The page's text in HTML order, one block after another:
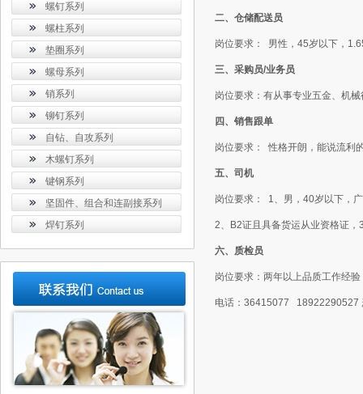
二、仓储配送员
岗位要求： 男性，45岁以下，
三、采购员/业务员
岗位要求：有从事专业五金、机
四、销售跟单
岗位要求： 性格开朗，能说流利
五、司机
岗位要求： 1、男，40岁以下，
2、B2证且具备货运从业资格证
六、质检员
岗位要求：两年以上品质工作经
电话：36415077 18922290527
螺钉系列
螺柱系列
垫圈系列
螺母系列
销系列
铆钉系列
自钻、自攻系列
木螺钉系列
键钢系列
坚固件、组合和连副接系列
焊钉系列